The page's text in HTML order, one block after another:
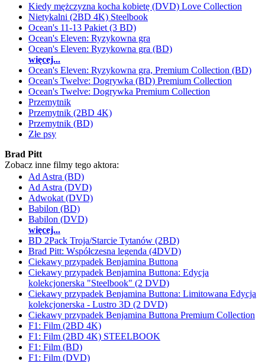
Kiedy mężczyzna kocha kobietę (DVD) Love Collection
Nietykalni (2BD 4K) Steelbook
Ocean's 11-13 Pakiet (3 BD)
Ocean's Eleven: Ryzykowna gra
Ocean's Eleven: Ryzykowna gra (BD)
więcej...
Ocean's Eleven: Ryzykowna gra, Premium Collection (BD)
Ocean's Twelve: Dogrywka (BD) Premium Collection
Ocean's Twelve: Dogrywka Premium Collection
Przemytnik
Przemytnik (2BD 4K)
Przemytnik (BD)
Złe psy
Brad Pitt
Zobacz inne filmy tego aktora:
Ad Astra (BD)
Ad Astra (DVD)
Adwokat (DVD)
Babilon (BD)
Babilon (DVD)
więcej...
BD 2Pack Troja/Starcie Tytanów (2BD)
Brad Pitt: Współczesna legenda (4DVD)
Ciekawy przypadek Benjamina Buttona
Ciekawy przypadek Benjamina Buttona: Edycja
kolekcjonerska "Steelbook" (2 DVD)
Ciekawy przypadek Benjamina Buttona: Limitowana Edycja
kolekcjonerska - Lustro 3D (2 DVD)
Ciekawy przypadek Benjamina Buttona Premium Collection
F1: Film (2BD 4K)
F1: Film (2BD 4K) STEELBOOK
F1: Film (BD)
F1: Film (DVD)